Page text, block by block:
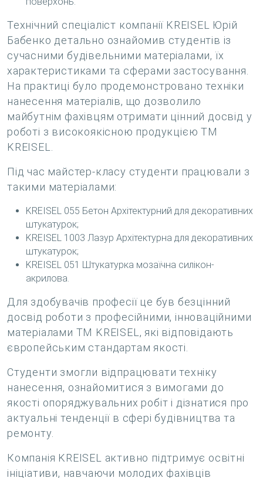
Технічний спеціаліст компанії KREISEL Юрій
Бабенко детально ознайомив студентів із
сучасними будівельними матеріалами, їх
характеристиками та сферами застосування.
На практиці було продемонстровано техніки
нанесення матеріалів, що дозволило
майбутнім фахівцям отримати цінний досвід у
роботі з високоякісною продукцією ТМ
KREISEL.
Під час майстер-класу студенти працювали з
такими матеріалами:
KREISEL 055 Бетон Архітектурний для декоративних
штукатурок;
KREISEL 1003 Лазур Архітектурна для декоративних
штукатурок;
KREISEL 051 Штукатурка мозаїчна силікон-
акрилова.
Для здобувачів професії це був безцінний
досвід роботи з професійними, інноваційними
матеріалами ТМ KREISEL, які відповідають
європейським стандартам якості.
Студенти змогли відпрацювати техніку
нанесення, ознайомитися з вимогами до
якості опоряджувальних робіт і дізнатися про
актуальні тенденції в сфері будівництва та
ремонту.
Компанія KREISEL активно підтримує освітні
ініціативи, навчаючи молодих фахівців